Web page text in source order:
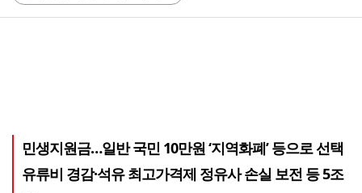
민생지원금…일반 국민 10만원 ‘지역화폐’ 등으로 선택
유류비 경감·석유 최고가격제 정유사 손실 보전 등 5조